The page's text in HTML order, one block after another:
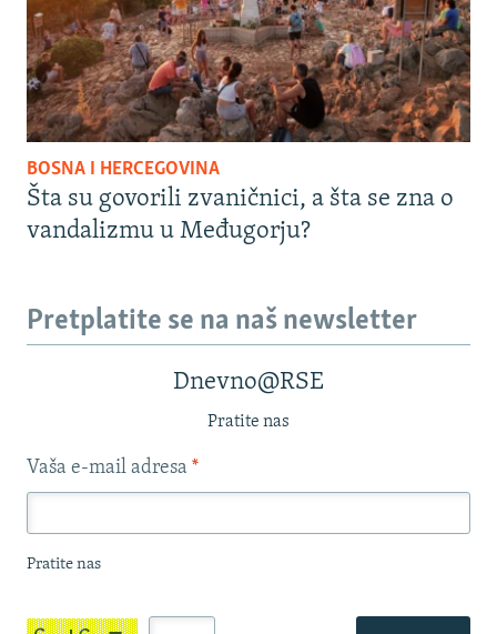
BOSNA I HERCEGOVINA
Šta su govorili zvaničnici, a šta se zna o
vandalizmu u Međugorju?
Pretplatite se na naš newsletter
Dnevno@RSE
Pratite nas
Vaša e-mail adresa *
Pratite nas